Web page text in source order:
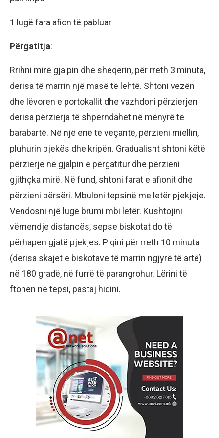
1 lugë fara afion të pabluar
Përgatitja:
Rrihni mirë gjalpin dhe sheqerin, për rreth 3 minuta,
derisa të marrin një masë të lehtë. Shtoni vezën
dhe lëvoren e portokallit dhe vazhdoni përzierjen
derisa përzierja të shpërndahet në mënyrë të
barabartë. Në një enë të veçantë, përzieni miellin,
pluhurin pjekës dhe kripën. Gradualisht shtoni këtë
përzierje në gjalpin e përgatitur dhe përzieni
gjithçka mirë. Në fund, shtoni farat e afionit dhe
përzieni përsëri. Mbuloni tepsinë me letër pjekjeje.
Vendosni një lugë brumi mbi letër. Kushtojini
vëmendje distancës, sepse biskotat do të
përhapen gjatë pjekjes. Piqini për rreth 10 minuta
(derisa skajet e biskotave të marrin ngjyrë të artë)
në 180 gradë, në furrë të parangrohur. Lërini të
ftohen në tepsi, pastaj hiqini.